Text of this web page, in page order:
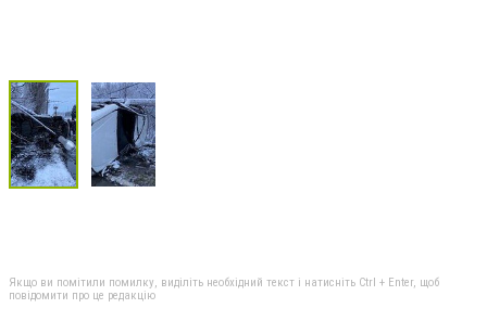
Якщо ви помітили помилку, виділіть необхідний текст і натисніть Ctrl + Enter, щоб
повідомити про це редакцію